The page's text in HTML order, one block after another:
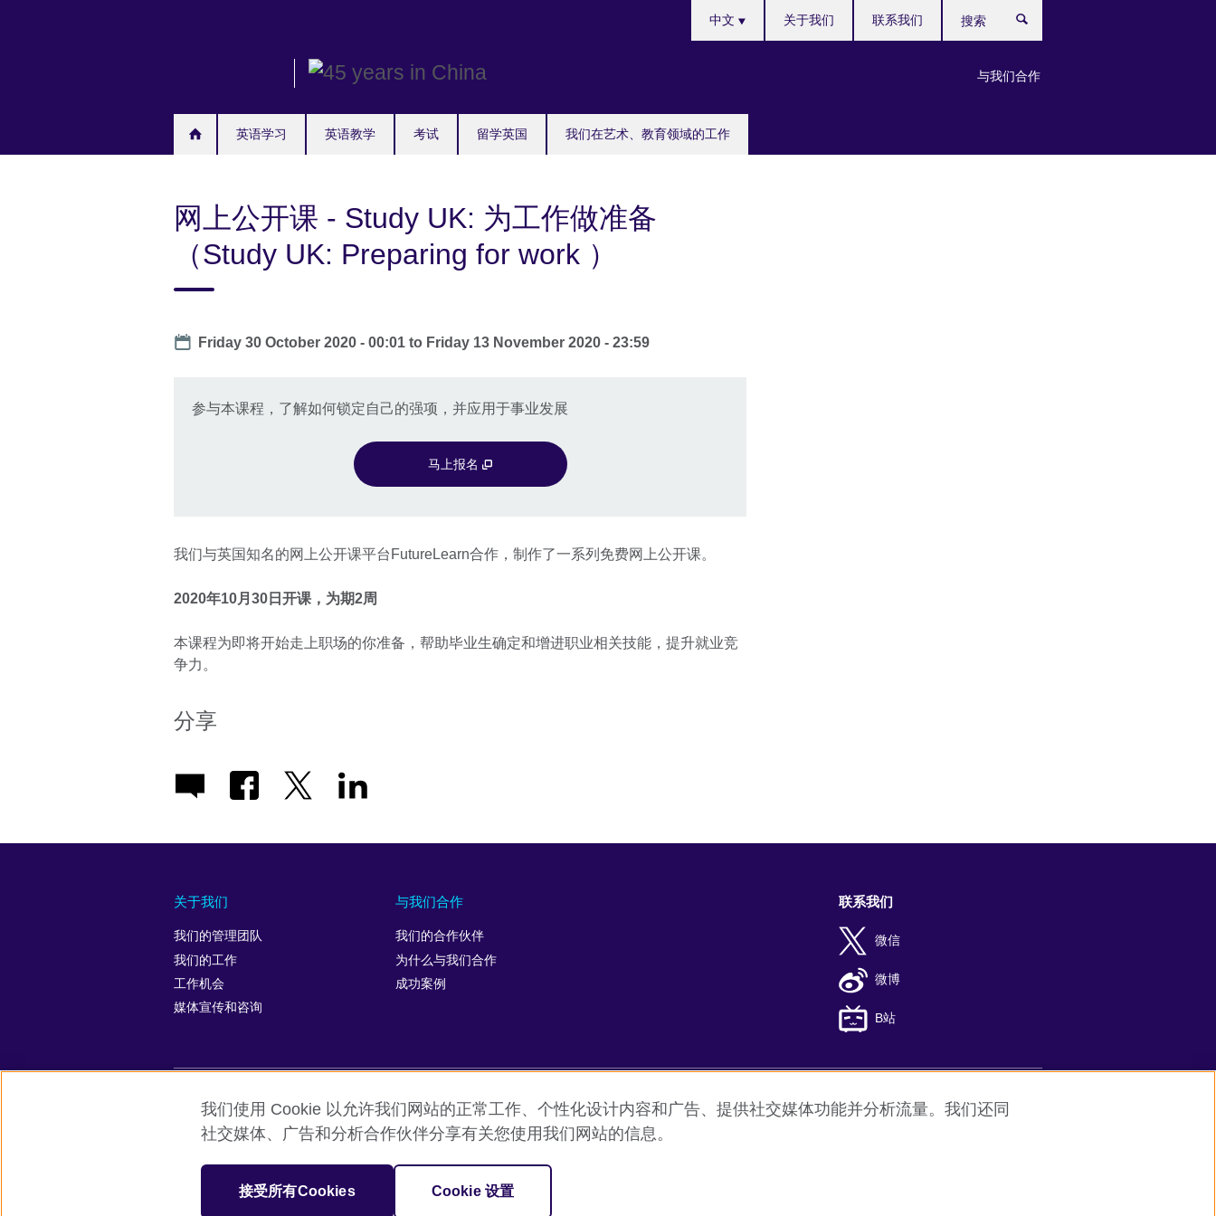
英语学习 英语教学 考试 留学英国 我们在艺术、教育领域的工作
your
中文
与我们合作
关于我们 联系我们
索
网上公开课 - Study UK: 为工作做准备
（Study UK: Preparing for work ）
Date
Friday 30 October 2020 - 00:01 to Friday 13 November 2020 - 23:59
参与本课程，了解如何锁定自己的强项，并应用于事业发展
马上报名
我们与英国知名的网上公开课平台FutureLearn合作，制作了一系列免费网上公开课。
2020年10月30日开课，为期2周
本课程为即将开始走上职场的你准备，帮助毕业生确定和增进职业相关技能，提升就业竞
争力。
分享
关于我们
我们的管理团队
我们的工作
工作机会
媒体宣传和咨询
与我们合作
我们的合作伙伴
为什么与我们合作
成功案例
联系我们
微信
微博
B站
英国文化教育协会全球网站 隐私与使用条款 Cookie 网站地图 ICP number: 京ICP备10044692号-8 京公网安备11010502045859号
机构注册号：209131 （英格兰与威尔士）SC037733 （苏格兰）
我们使用 Cookie 以允许我们网站的正常工作、个性化设计内容和广告、提供社交媒体功能并分析流量。我们还同
社交媒体、广告和分析合作伙伴分享有关您使用我们网站的信息。
接受所有Cookies Cookie 设置